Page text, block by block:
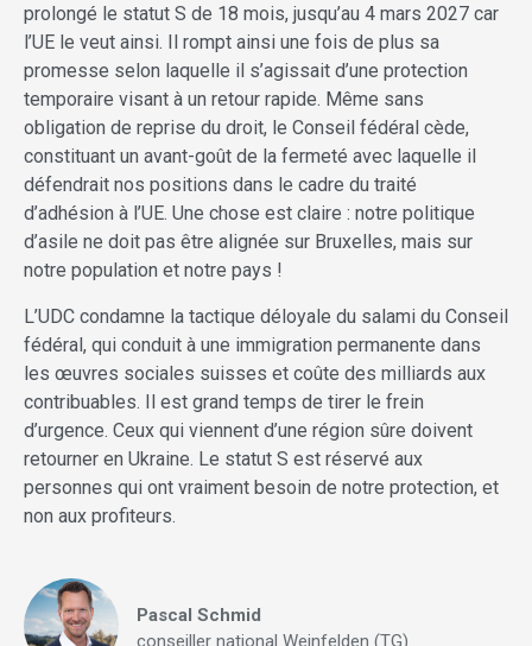
prolongé le statut S de 18 mois, jusqu’au 4 mars 2027 car
l’UE le veut ainsi. Il rompt ainsi une fois de plus sa
promesse selon laquelle il s’agissait d’une protection
temporaire visant à un retour rapide. Même sans
obligation de reprise du droit, le Conseil fédéral cède,
constituant un avant-goût de la fermeté avec laquelle il
défendrait nos positions dans le cadre du traité
d’adhésion à l’UE. Une chose est claire : notre politique
d’asile ne doit pas être alignée sur Bruxelles, mais sur
notre population et notre pays !
L’UDC condamne la tactique déloyale du salami du Conseil
fédéral, qui conduit à une immigration permanente dans
les œuvres sociales suisses et coûte des milliards aux
contribuables. Il est grand temps de tirer le frein
d’urgence. Ceux qui viennent d’une région sûre doivent
retourner en Ukraine. Le statut S est réservé aux
personnes qui ont vraiment besoin de notre protection, et
non aux profiteurs.
Pascal Schmid
conseiller national Weinfelden (TG)